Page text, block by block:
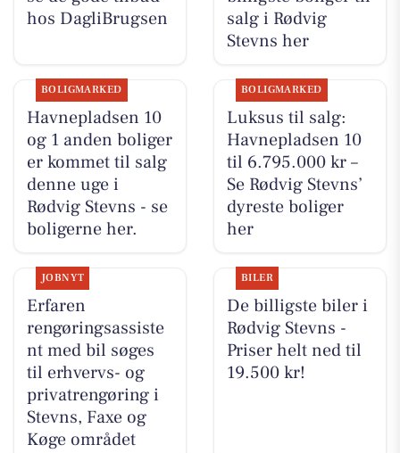
hos DagliBrugsen
salg i Rødvig
Stevns her
BOLIGMARKED
Havnepladsen 10
og 1 anden boliger
er kommet til salg
denne uge i
Rødvig Stevns - se
boligerne her.
BOLIGMARKED
Luksus til salg:
Havnepladsen 10
til 6.795.000 kr –
Se Rødvig Stevns’
dyreste boliger
her
JOBNYT
Erfaren
rengøringsassiste
nt med bil søges
til erhvervs- og
privatrengøring i
Stevns, Faxe og
Køge området
BILER
De billigste biler i
Rødvig Stevns -
Priser helt ned til
19.500 kr!